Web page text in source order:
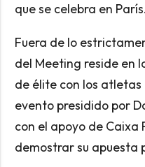
que se celebra en París.
Fuera de lo
del Meeting reside en
de élite con los
evento presidido por
con el apoyo de Caixa
demostrar su apuesta